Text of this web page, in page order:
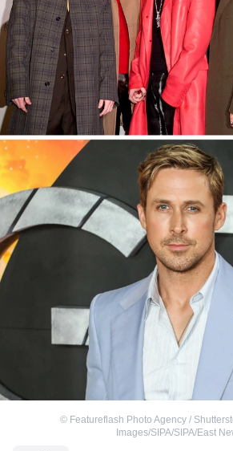
© Featureflash Photo Agency /
Images/SIPA/SIPA/East